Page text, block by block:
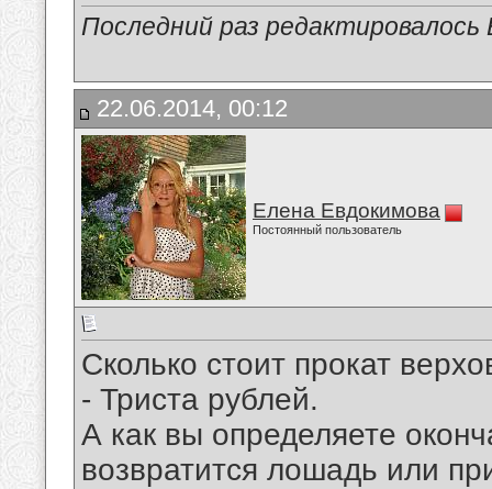
Последний раз
22.06.2014, 00:12
Елена Евдокимова
Постоянный пользователь
Сколько стоит прокат
- Триста рублей.
А как вы определяете
возвратится лошадь или